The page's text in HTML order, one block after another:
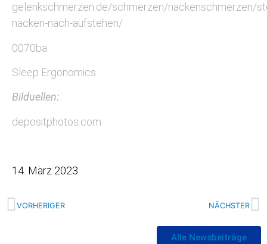
gelenkschmerzen.de/schmerzen/nackenschmerzen/
nacken-nach-aufstehen/
0070ba
Sleep Ergonomics
Bilduellen:
depositphotos.com
14. März 2023
VORHERIGER NÄCHSTER
Alle Newsbeiträge